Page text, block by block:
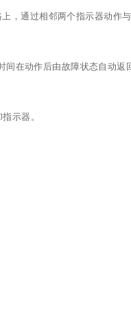
，通过相邻两个指示器动作
在动作后由故障状态自动返
示器。